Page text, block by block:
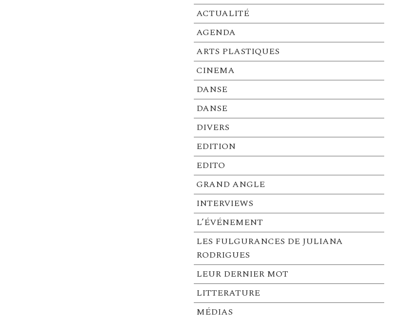
ACTUALITÉ
AGENDA
ARTS PLASTIQUES
CINEMA
DANSE
DANSE
DIVERS
EDITION
EDITO
GRAND ANGLE
INTERVIEWS
L’ÉVÉNEMENT
LES FULGURANCES DE JULIANA
RODRIGUES
LEUR DERNIER MOT
LITTERATURE
MÉDIAS